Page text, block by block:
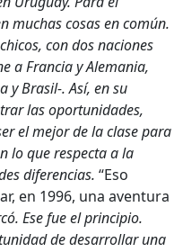
muchas cosas en común.
con dos naciones
a Francia y Alemania,
y Brasil-. Así, en su
las oportunidades,
el mejor de la clase para
lo que respecta a la
diferencias. “Eso
en 1996, una aventura
Ese fue el principio.
de desarrollar una